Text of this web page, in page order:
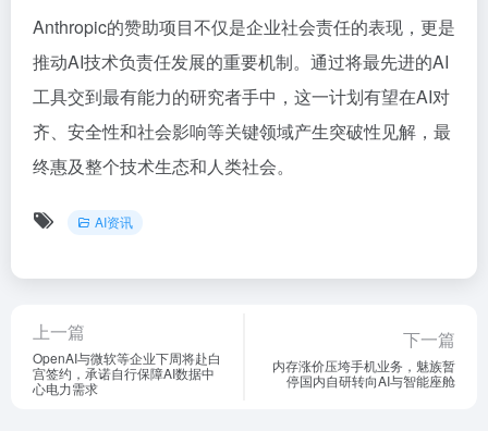
Anthropic的赞助项目不仅是企业社会责任的表现，更是
推动AI技术负责任发展的重要机制。通过将最先进的AI
工具交到最有能力的研究者手中，这一计划有望在AI对
齐、安全性和社会影响等关键领域产生突破性见解，最
终惠及整个技术生态和人类社会。
AI资讯
上一篇
OpenAI与微软等企业下周将赴白
宫签约，承诺自行保障AI数据中
心电力需求
下一篇
内存涨价压垮手机业务，魅族暂
停国内自研转向AI与智能座舱